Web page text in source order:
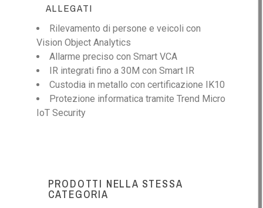
ALLEGATI
Rilevamento di persone e veicoli con
Vision Object Analytics
Allarme preciso con Smart VCA
IR integrati fino a 30M con Smart IR
Custodia in metallo con certificazione IK10
Protezione informatica tramite Trend Micro
IoT Security
PRODOTTI NELLA STESSA
CATEGORIA